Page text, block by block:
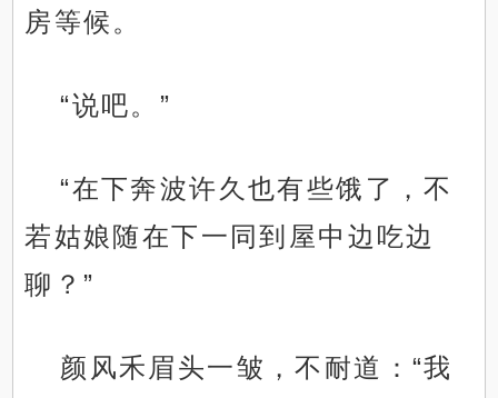
房等候。
“说吧。”
“在下奔波许久也有些饿了，不
若姑娘随在下一同到屋中边吃边
聊？”
颜风禾眉头一皱，不耐道：“我